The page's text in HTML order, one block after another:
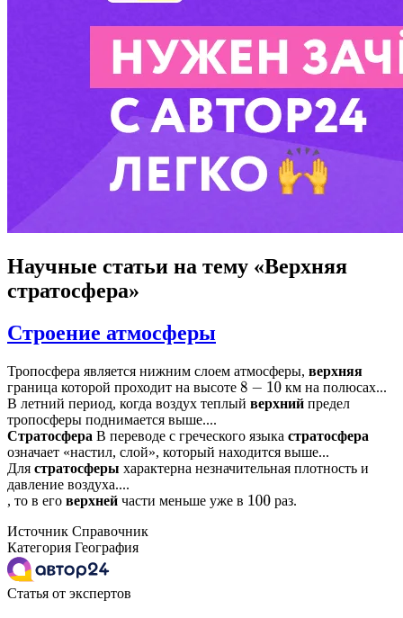
Научные статьи на тему «Верхняя
стратосфера»
Строение атмосферы
Тропосфера является нижним слоем атмосферы, верхняя
граница которой проходит на высоте 8 −10
км на полюсах...
В летний период, когда воздух теплый верхний предел
тропосферы поднимается выше....
Стратосфера В переводе с греческого языка стратосфера
означает «настил, слой», который находится выше...
Для стратосферы характерна незначительная плотность и
давление воздуха....
, то в его верхней части меньше уже в 100раз.
Источник Справочник
Категория География
Статья от экспертов